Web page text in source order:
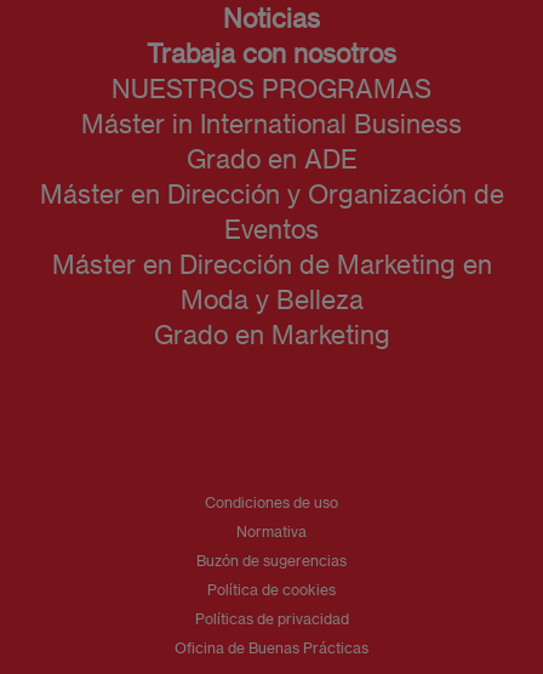
Noticias
Trabaja con nosotros
NUESTROS PROGRAMAS
Máster in International Business
Grado en ADE
Máster en Dirección y Organización de
Eventos
Máster en Dirección de Marketing en
Moda y Belleza
Grado en Marketing
Condiciones de uso
Normativa
Buzón de sugerencias
Política de cookies
Políticas de privacidad
Oficina de Buenas Prácticas